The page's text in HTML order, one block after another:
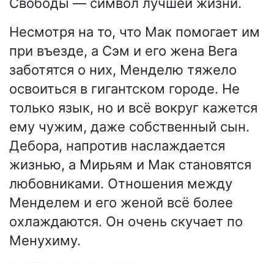
Несмотря на то, что Мак помогает им
при въезде, а Сэм и его жена Вега
заботятся о них, Менделю тяжело
освоиться в гигантском городе. Не
только язык, но и всё вокруг кажется
ему чужим, даже собственный сын.
Дебора, напротив наслаждается
жизнью, а Мирьям и Мак становятся
любовниками. Отношения между
Менделем и его женой всё более
охлаждаются. Он очень скучает по
Менухиму.